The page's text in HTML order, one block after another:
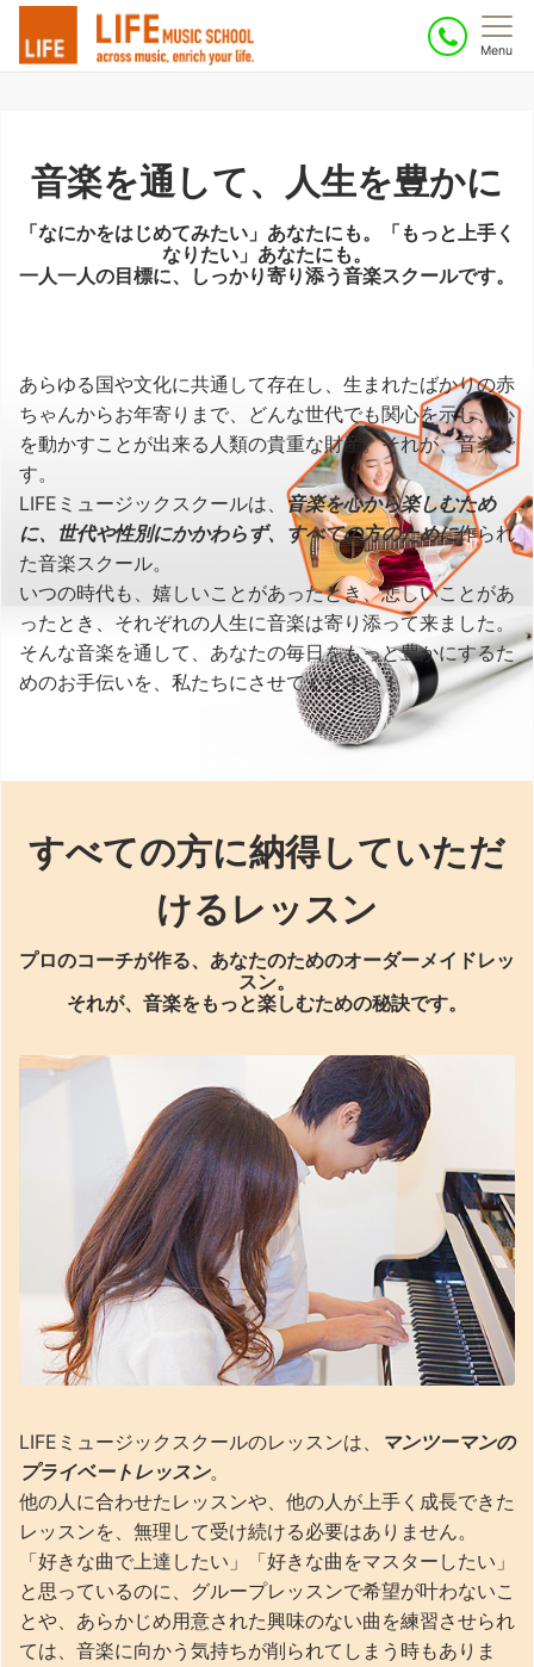
Menu
音楽を通して、人生を豊かに
「なにかをはじめてみたい」あなたにも。「もっと上手く
なりたい」あなたにも。
一人一人の目標に、しっかり寄り添う音楽スクールです。
あらゆる国や文化に共通して存在し、生まれたばかりの赤
ちゃんからお年寄りまで、どんな世代でも関心を示し、心
を動かすことが出来る人類の貴重な財産。それが、音楽で
す。
LIFEミュージックスクールは、 音楽を心から楽しむため
に、世代や性別にかかわらず、すべての方のために作られ
た音楽スクール。
いつの時代も、嬉しいことがあったとき、悲しいことがあ
ったとき、それぞれの人生に音楽は寄り添って来ました。
そんな音楽を通して、あなたの毎日をもっと豊かにするた
めのお手伝いを、私たちにさせてください！
すべての方に納得していただ
けるレッスン
プロのコーチが作る、あなたのためのオーダーメイドレッ
スン。
それが、音楽をもっと楽しむための秘訣です。
LIFEミュージックスクールのレッスンは、
マンツーマンの
プライベートレッスン。
他の人に合わせたレッスンや、他の人が上手く成長できた
レッスンを、無理して受け続ける必要はありません。
「好きな曲で上達したい」「好きな曲をマスターしたい」
と思っているのに、グループレッスンで希望が叶わないこ
とや、あらかじめ用意された興味のない曲を練習させられ
ては、音楽に向かう気持ちが削られてしまう時もありま